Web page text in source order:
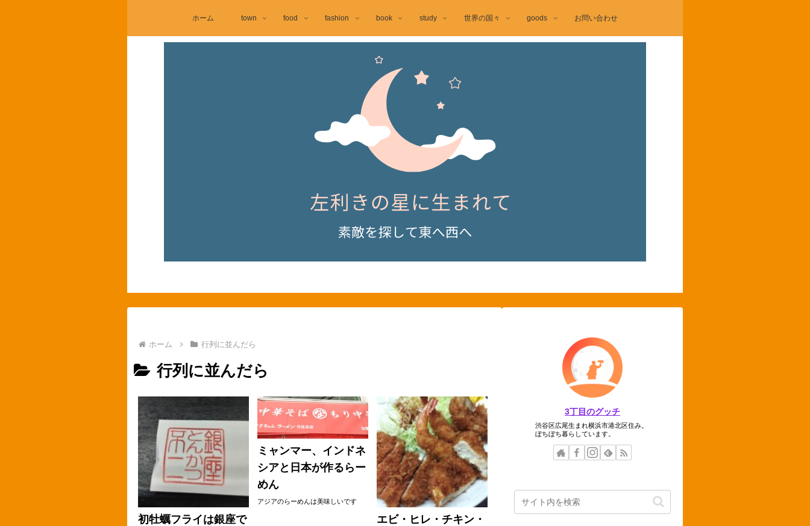
ホーム town food fashion book study 世界の国々 goods お問い合わせ
ホーム 行列に並んだら
行列に並んだら
初牡蠣フライは銀座で
ミャンマー、インドネ
シアと日本が作るらー
めん
アジアのらーめんは美味しいです
エビ・ヒレ・チキン・
3丁目のグッチ
渋谷区広尾生まれ横浜市港北区住み。
ぼちぼち暮らしています。